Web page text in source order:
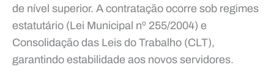
de nível superior. A contratação ocorre sob regimes
estatutário (Lei Municipal nº 255/2004) e
Consolidação das Leis do Trabalho (CLT),
garantindo estabilidade aos novos servidores.